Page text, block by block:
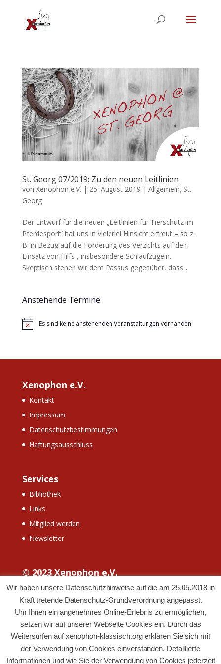
St. Georg 07/2019: Zu den neuen Leitlinien
von Xenophon e.V. | 25. August 2019 | Allgemein, St.
Georg
Der Entwurf für die neuen „Leitlinien für Tierschutz im
Pferdesport“ hat uns in vielerlei Hinsicht erfreut – so z.
B. in Bezug auf die Forderung des Verzichts auf den
Einsatz von Hilfs-, insbesondere Schlaufzügeln.
Skeptisch stehen wir dem Passus gegenüber, dass...
Anstehende Termine
HinweisEs sind keine anstehenden Veranstaltungen vorhanden.
Xenophon e.V.
Kontakt
Impressum
Datenschutzbestimmungen
Haftungsausschluss
Services
Bibliothek
Links
Mitglied werden
Newsletter
© 2023 Xenophon e.V.
Wir haben unsere Datenschutzhinweise auf die am 25.05.2018 in
Kraft tretende Datenschutz-Grundverordnung angepasst.
Um Ihnen ein angenehmes Online-Erlebnis zu ermöglichen,
setzen wir auf unserer Webseite Cookies ein. Durch das
Weitersurfen auf xenophon-klassisch.org erklären Sie sich mit
der Verwendung von Cookies einverstanden. Detaillierte
Informationen und wie Sie der Verwendung von Cookies jederzeit